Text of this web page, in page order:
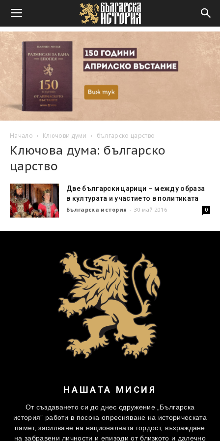
Начало Ключови думи българско царство
Ключова дума: българско
царство
Две български царици – между образа
в културата и участието в политиката
Българска история - 30 май 2016 0
НАШАТА МИСИЯ
От създаването си до днес сдружение „Българска
история” работи в посока опресняване на историческата
памет, засилване на националната гордост, възраждане
на забравени личности и епизоди от близкото и далечно